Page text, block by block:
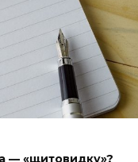
— «щитовидку»?